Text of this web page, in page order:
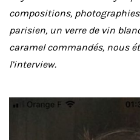
compositions,
parisien, un verre de vin
caramel commandés, nous
l’interview.